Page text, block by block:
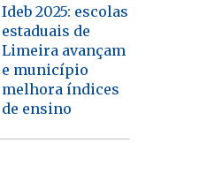
Ideb 2025: escolas
estaduais de
Limeira avançam
e município
melhora índices
de ensino